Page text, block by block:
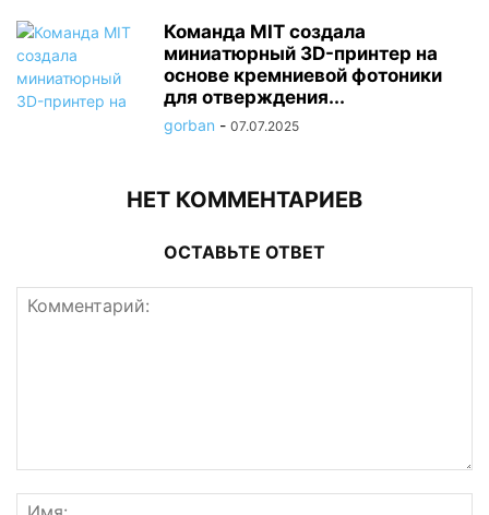
Команда MIT создала
миниатюрный 3D-принтер на
основе кремниевой фотоники
для отверждения...
gorban - 07.07.2025
НЕТ КОММЕНТАРИЕВ
ОСТАВЬТЕ ОТВЕТ